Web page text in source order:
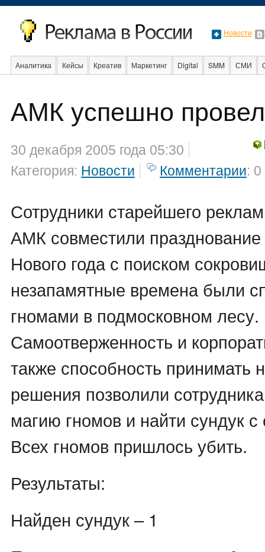
Новости
Аналитика Кейсы Креатив Маркетинг Digital SMM СМИ
АМК успешно
30 декабря 2005 года 05:30
Категория: Новости Комментарии: 0
Сотрудники старейшего
АМК совместили празднование
Нового года с поиском
незапамятные времена были
гномами в подмосковном лесу.
Самоотверженность и
также способность принимать
решения позволили
магию гномов и найти сундук
Всех гномов пришлось убить.
Результаты:
Найден сундук – 1